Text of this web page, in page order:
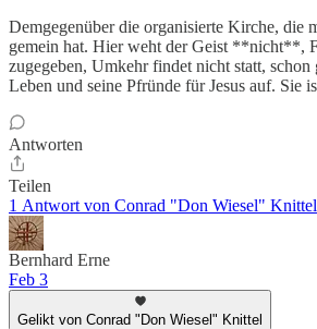
Demgegenüber die organisierte Kirche, die
gemein hat. Hier weht der Geist **nicht**,
zugegeben, Umkehr findet nicht statt, schon
Leben und seine Pfründe für Jesus auf. Sie
Antworten
Teilen
1 Antwort von Conrad "Don Wiesel" Knittel
Bernhard Erne
Feb 3
Gelikt von Conrad "Don Wiesel" Knittel